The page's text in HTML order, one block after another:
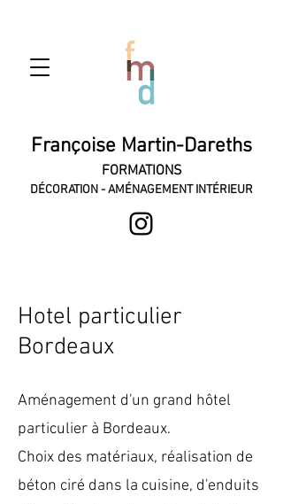
Françoise Martin-Dareths
FORMATIONS
DÉCORATION - AMÉNAGEMENT INTÉRIEUR
Hotel particulier
Bordeaux
Aménagement d'un grand hôtel
particulier à Bordeaux.
Choix des matériaux, réalisation de
béton ciré dans la cuisine, d'enduits